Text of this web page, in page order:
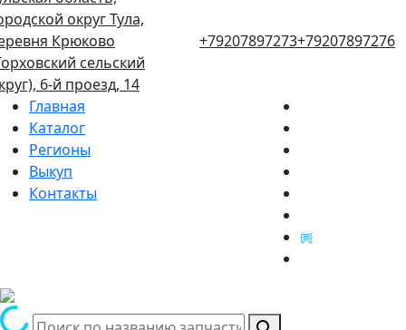
округ Тула,
Крюково
сельский
6-й проезд, 14
+79207897273+79207897276
Главная
Каталог
Регионы
Выкуп
Контакты